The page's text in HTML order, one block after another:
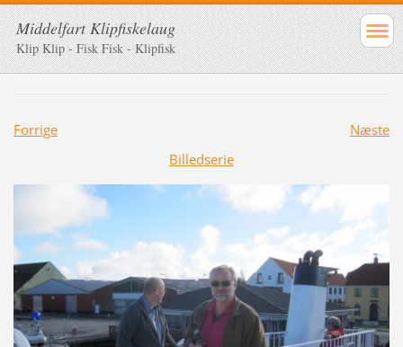
Middelfart Klipfiskelaug
Klip Klip - Fisk Fisk - Klipfisk
Forrige
Næste
Billedserie